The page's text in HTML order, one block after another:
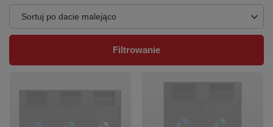
Zmień sortowanie
Sortuj po dacie malejąco
Filtrowanie